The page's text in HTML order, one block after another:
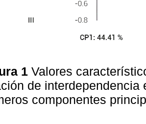
1 Valores
de
componentes